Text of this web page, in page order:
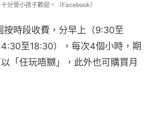
分受小孩子歡迎。（Facebook）
按時段收費，分早上（9:30至
至18:30），每次4個小時，期
「任玩唔嬲」，此外也可購買月